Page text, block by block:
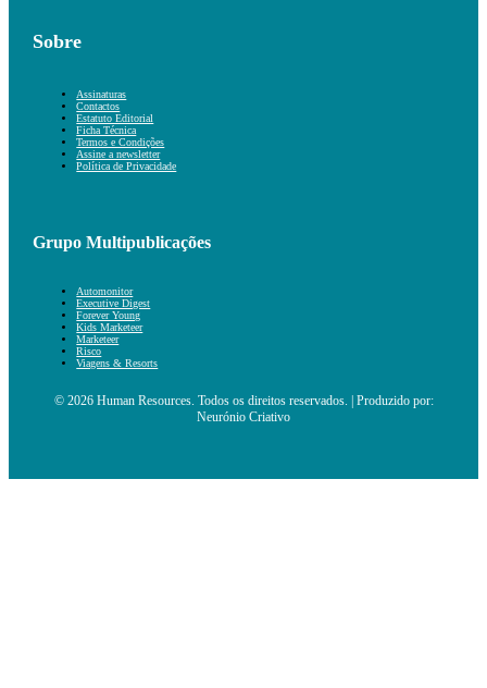
Sobre
Assinaturas
Contactos
Estatuto Editorial
Ficha Técnica
Termos e Condições
Assine a newsletter
Política de Privacidade
Grupo Multipublicações
Automonitor
Executive Digest
Forever Young
Kids Marketeer
Marketeer
Risco
Viagens & Resorts
© 2026 Human Resources. Todos os direitos reservados. | Produzido por:
Neurónio Criativo